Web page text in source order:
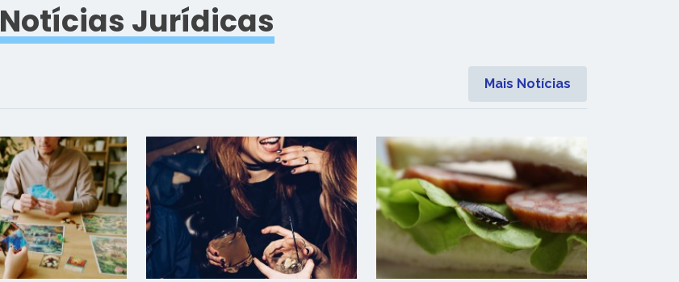
Notícias Jurídicas
Mais Notícias